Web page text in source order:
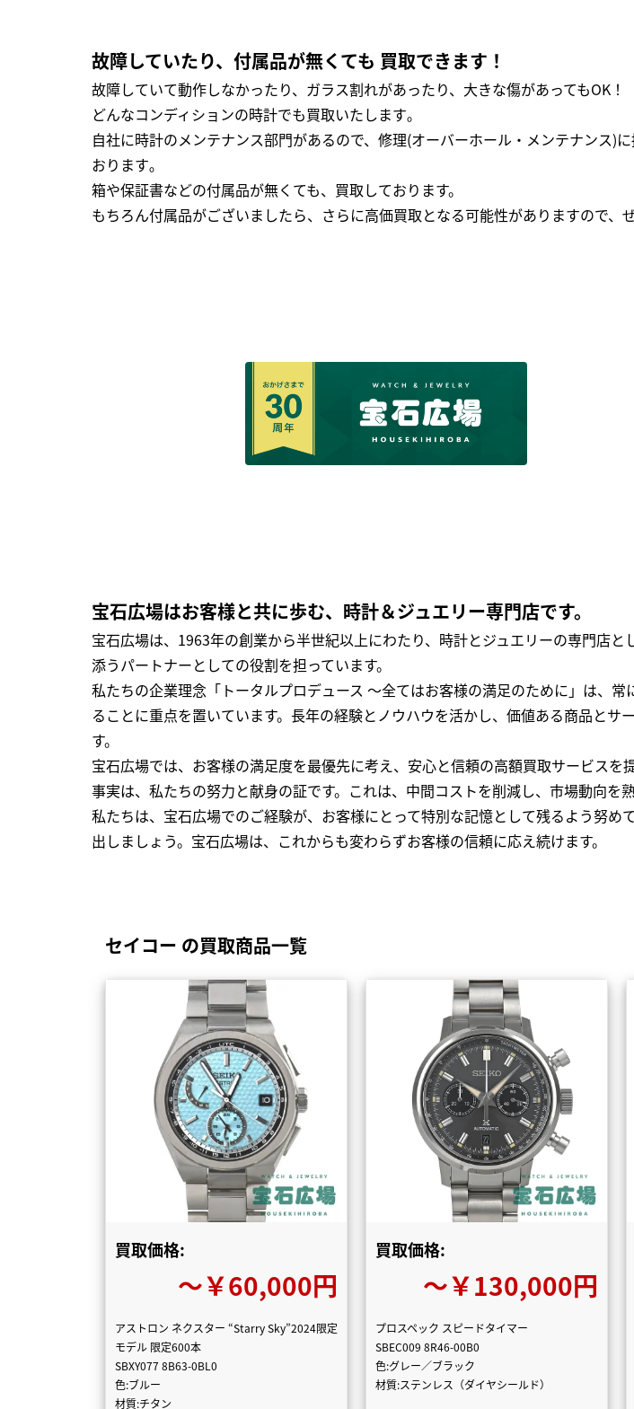
故障していたり、付属品が無くても 買取できます！
故障していて動作しなかったり、ガラス割れがあったり、大きな傷があってもOK！
どんなコンディションの時計でも買取いたします｡
自社に時計のメンテナンス部門があるので、修理(オーバーホール・メンテナンス)
おります｡
箱や保証書などの付属品が無くても、買取しております。
もちろん付属品がございましたら、さらに高価買取となる可能性がありますので、
宝石広場はお客様と共に歩む、時計＆ジュエリー専門店です。
宝石広場は、1963年の創業から半世紀以上にわたり、時計とジュエリーの専門店
添うパートナーとしての役割を担っています。
私たちの企業理念「トータルプロデュース ～全てはお客様の満足のために」は、
ることに重点を置いています。長年の経験とノウハウを活かし、価値ある商品と
す。
宝石広場では、お客様の満足度を最優先に考え、安心と信頼の高額買取サービス
事実は、私たちの努力と献身の証です。これは、中間コストを削減し、市場動向を
私たちは、宝石広場でのご経験が、お客様にとって特別な記憶として残るよう努
出しましょう。宝石広場は、これからも変わらずお客様の信頼に応え続けます。
セイコー の買取商品一覧
買取価格:
〜￥60,000円
アストロン ネクスター “Starry Sky”2024限定
モデル 限定600本
SBXY077 8B63-0BL0
色:ブルー
材質:チタン
買取価格:
〜￥130,000円
プロスペック スピードタイマー
SBEC009 8R46-00B0
色:グレー／ブラック
材質:ステンレス（ダイヤシールド）